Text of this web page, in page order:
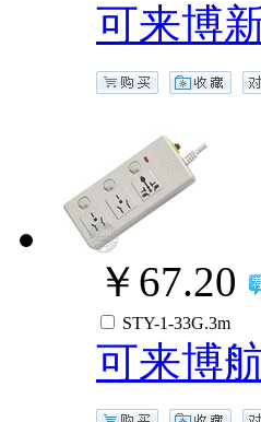
可来博
￥67.20
STY-1-33G.3m
可来博